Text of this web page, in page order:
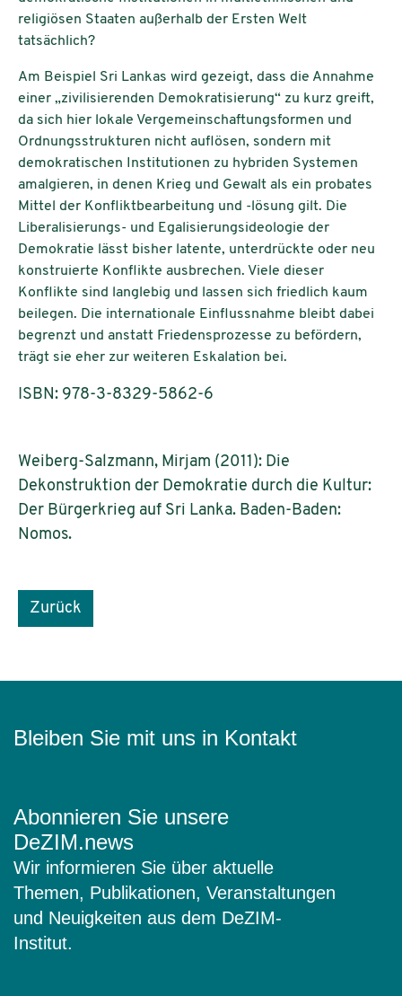
religiösen Staaten außerhalb der Ersten Welt
tatsächlich?
Am Beispiel Sri Lankas wird gezeigt, dass die Annahme
einer „zivilisierenden Demokratisierung“ zu kurz greift,
da sich hier lokale Vergemeinschaftungsformen und
Ordnungsstrukturen nicht auflösen, sondern mit
demokratischen Institutionen zu hybriden Systemen
amalgieren, in denen Krieg und Gewalt als ein probates
Mittel der Konfliktbearbeitung und -lösung gilt. Die
Liberalisierungs- und Egalisierungsideologie der
Demokratie lässt bisher latente, unterdrückte oder neu
konstruierte Konflikte ausbrechen. Viele dieser
Konflikte sind langlebig und lassen sich friedlich kaum
beilegen. Die internationale Einflussnahme bleibt dabei
begrenzt und anstatt Friedensprozesse zu befördern,
trägt sie eher zur weiteren Eskalation bei.
ISBN: 978-3-8329-5862-6
Weiberg-Salzmann, Mirjam (2011): Die
Dekonstruktion der Demokratie durch die Kultur:
Der Bürgerkrieg auf Sri Lanka. Baden-Baden:
Nomos.
Zurück
Bleiben Sie mit uns in Kontakt
Abonnieren Sie unsere
DeZIM.news
Wir informieren Sie über aktuelle
Themen, Publikationen, Veranstaltungen
und Neuigkeiten aus dem DeZIM-
Institut.